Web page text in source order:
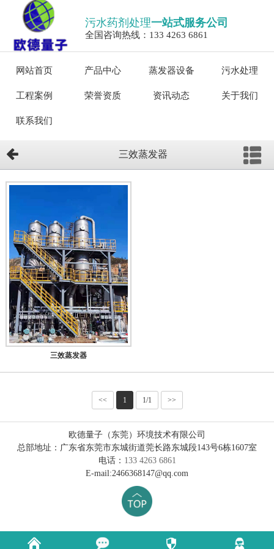
污水药剂处理一站式服务公司
全国咨询热线：133 4263 6861
网站首页 产品中心 蒸发器设备 污水处理
工程案例 荣誉资质 资讯动态 关于我们
联系我们
三效蒸发器
三效蒸发器
<< 1 1/1 >>
欧德量子（东莞）环境技术有限公司
总部地址：广东省东莞市东城街道莞长路东城段143号6栋1607室
电话： 133 4263 6861
E-mail:2466368147@qq.com